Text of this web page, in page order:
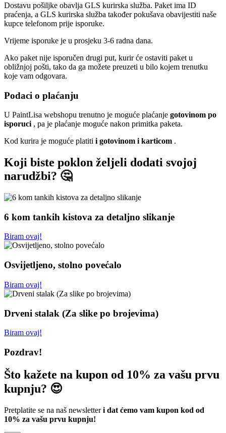
Dostavu pošiljke obavlja GLS kurirska služba. Paket ima ID
praćenja, a GLS kurirska služba također pokušava obavijestiti naše
kupce telefonom prije isporuke.
Vrijeme isporuke je u prosjeku 3-6 radna dana.
Ako paket nije isporučen drugi put, kurir će ostaviti paket u
obližnjoj pošti, tako da ga možete preuzeti u bilo kojem trenutku
koje vam odgovara.
Podaci o plaćanju
U PaintLisa webshopu trenutno je moguće plaćanje gotovinom po
isporuci , pa je plaćanje moguće nakon primitka paketa.
Kod kurira je moguće platiti i gotovinom i karticom .
Koji biste poklon željeli dodati svojoj
narudžbi? 🤔
6 kom tankih kistova za detaljno slikanje
Biram ovaj!
Osvijetljeno, stolno povećalo
Biram ovaj!
Drveni stalak (Za slike po brojevima)
Biram ovaj!
Pozdrav!
Što kažete na kupon od 10% za vašu prvu
kupnju? 😍
Pretplatite se na naš newsletteri dat ćemo vam kupon kod od
10% za vašu prvu kupnju!